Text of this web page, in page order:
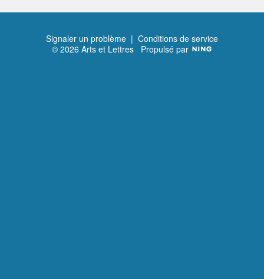
Signaler un problème | Conditions de service
© 2026 Arts et Lettres Propulsé par